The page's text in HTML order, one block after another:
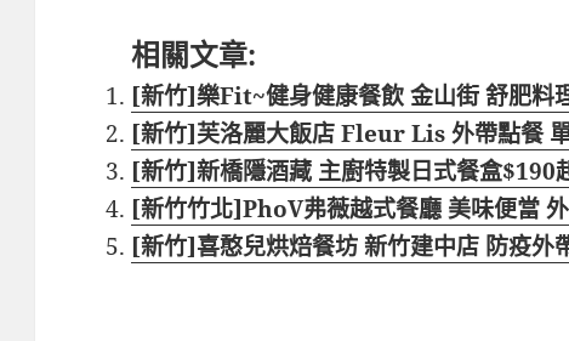
相關文章:
[新竹]樂Fit~健身健康餐飲 金山街 舒肥料
[新竹]芙洛麗大飯店 Fleur Lis 外帶點餐
[新竹]新橋隱酒藏 主廚特製日式餐盒$190
[新竹竹北]PhoV弗薇越式餐廳 美味便當
[新竹]喜憨兒烘焙餐坊 新竹建中店 防疫外